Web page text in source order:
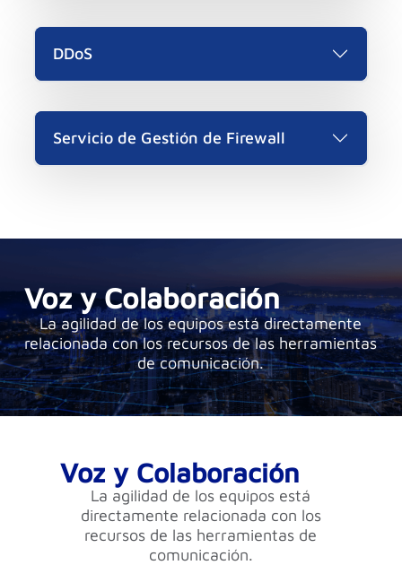
DDoS
Servicio de Gestión de Firewall
Voz y Colaboración
La agilidad de los equipos está directamente
relacionada con los recursos de las herramientas
de comunicación.
Voz y Colaboración
La agilidad de los equipos está
directamente relacionada con los
recursos de las herramientas de
comunicación.